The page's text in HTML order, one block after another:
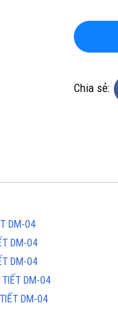
0934943033
Chia sẻ:
DM-04
DM-04
DM-04
DM-04
DM-04